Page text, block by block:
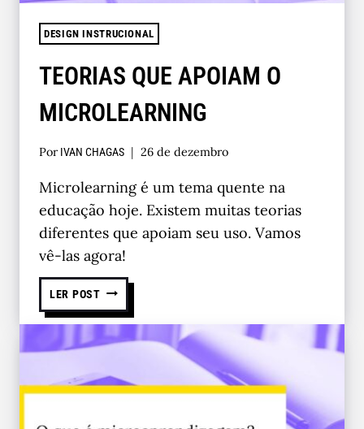
DESIGN INSTRUCIONAL
TEORIAS QUE APOIAM O
MICROLEARNING
Por IVAN CHAGAS 26 de dezembro
Microlearning é um tema quente na
educação hoje. Existem muitas teorias
diferentes que apoiam seu uso. Vamos
vê-las agora!
LER POST